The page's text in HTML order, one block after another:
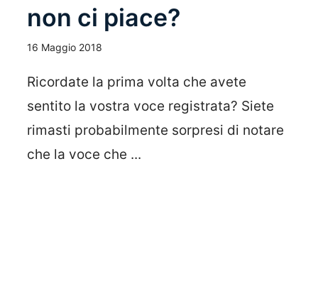
non ci piace?
16 Maggio 2018
Ricordate la prima volta che avete
sentito la vostra voce registrata? Siete
rimasti probabilmente sorpresi di notare
che la voce che ...